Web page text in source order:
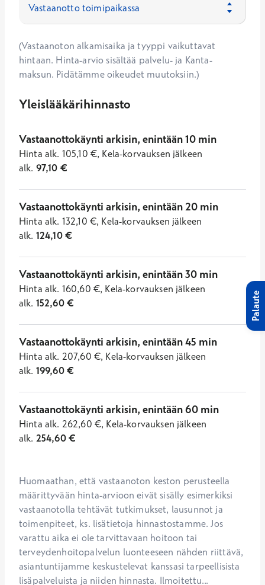
(Vastaanoton alkamisaika ja tyyppi vaikuttavat
hintaan. Hinta-arvio sisältää palvelu- ja Kanta-
maksun. Pidätämme oikeudet muutoksiin.)
Yleislääkärihinnasto
Vastaanottokäynti arkisin, enintään 10 min
Hinta alk. 105,10 €, Kela-korvauksen jälkeen
alk. 97,10 €
Vastaanottokäynti arkisin, enintään 20 min
Hinta alk. 132,10 €, Kela-korvauksen jälkeen
alk. 124,10€
Vastaanottokäynti arkisin, enintään 30 min
Hinta alk. 160,60 €, Kela-korvauksen jälkeen
alk. 152,60€
Vastaanottokäynti arkisin, enintään 45 min
Hinta alk. 207,60 €, Kela-korvauksen jälkeen
alk. 199,60€
Vastaanottokäynti arkisin, enintään 60 min
Hinta alk. 262,60 €, Kela-korvauksen jälkeen
alk. 254,60€
Huomaathan, että vastaanoton keston perusteella
määrittyvään hinta-arvioon eivät sisälly esimerkiksi
vastaanotolla tehtävät tutkimukset, lausunnot ja
toimenpiteet, ks. lisätietoja hinnastostamme. Jos
varattu aika ei ole tarvittavaan hoitoon tai
terveydenhoitopalvelun luonteeseen nähden riittävä,
asiantuntijamme keskustelevat kanssasi tarpeellisista
lisäpalveluista ja niiden hinnasta. Ilmoitettu...
Palaute